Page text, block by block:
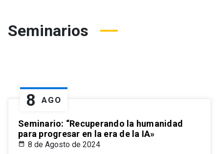
Seminarios
8 AGO
Seminario: “Recuperando la humanidad
para progresar en la era de la IA»
8 de Agosto de 2024